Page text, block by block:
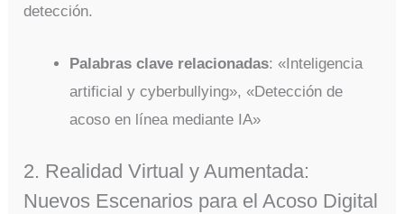
detección.
Palabras clave relacionadas: «Inteligencia
artificial y cyberbullying», «Detección de
acoso en línea mediante IA»
2. Realidad Virtual y Aumentada:
Nuevos Escenarios para el Acoso Digital